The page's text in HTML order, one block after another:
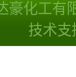
豪化工有
技术